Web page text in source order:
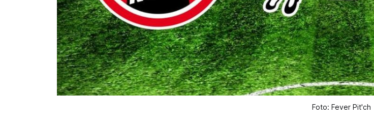
Foto: Fever Pit'ch